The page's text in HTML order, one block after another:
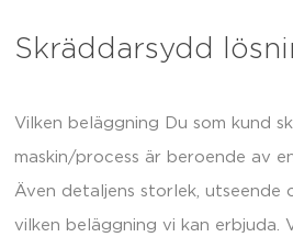
Skräddarsydd
Vilken beläggning Du som kund
maskin/process är beroende av
Även detaljens storlek, utseende
vilken beläggning vi kan erbjuda.